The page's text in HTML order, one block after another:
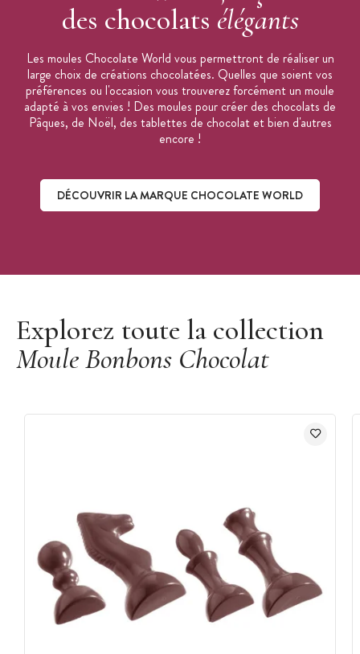
des chocolats élégants
Les moules Chocolate World vous permettront de réaliser un
large choix de créations chocolatées. Quelles que soient vos
préférences ou l'occasion vous trouverez forcément un moule
adapté à vos envies ! Des moules pour créer des chocolats de
Pâques, de Noël, des tablettes de chocolat et bien d'autres
encore !
DÉCOUVRIR LA MARQUE CHOCOLATE WORLD
Explorez toute la collection
Moule Bonbons Chocolat